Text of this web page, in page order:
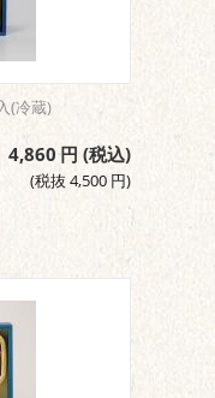
(冷蔵)
4,860 円 (税込)
(税抜 4,500 円)